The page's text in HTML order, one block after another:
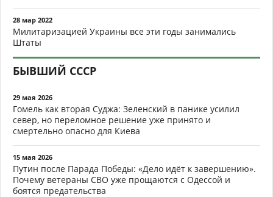
28 мар 2022
Милитаризацией Украины все эти годы занимались
Штаты
БЫВШИЙ СССР
29 мая 2026
Гомель как вторая Суджа: Зеленский в панике усилил
север, но переломное решение уже принято и
смертельно опасно для Киева
15 мая 2026
Путин после Парада Победы: «Дело идёт к завершению».
Почему ветераны СВО уже прощаются с Одессой и
боятся предательства